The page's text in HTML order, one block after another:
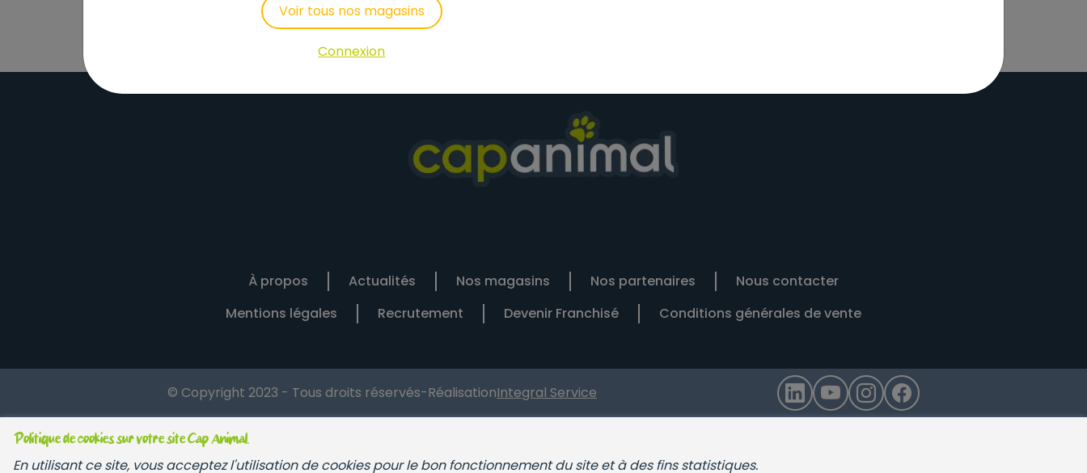
Politique de cookies sur votre site Cap Animal.
En utilisant ce site, vous acceptez l'utilisation de cookies pour le bon fonctionnement du site et à des fins statistiques.
À propos Actualités Nos magasins Nos partenaires
Nous contacter
Mentions légales
Recrutement Devenir Franchisé Conditions générales de vente
© Copyright 2023 - Tous droits réservés-RéalisationIntegral Service
Voir tous nos magasins
Connexion